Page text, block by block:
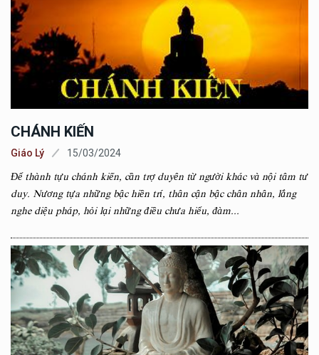
CHÁNH KIẾN
Giáo Lý 15/03/2024
Để thành tựu chánh kiến, cần trợ duyên từ người khác và nội tâm tư
duy. Nương tựa những bậc hiền trí, thân cận bậc chân nhân, lắng
nghe diệu pháp, hỏi lại những điều chưa hiểu, đàm...